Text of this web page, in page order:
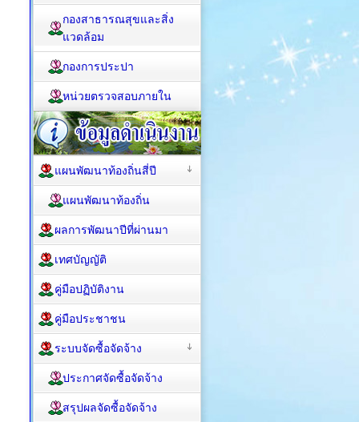
กองสาธารณสุขและสิ่ง
แวดล้อม
กองการประปา
หน่วยตรวจสอบภายใน
แผนพัฒนาท้องถิ่นสี่ปี
แผนพัฒนาท้องถิ่น
ผลการพัฒนาปีที่ผ่านมา
เทศบัญญัติ
คู่มือปฏิบัติงาน
คู่มือประชาชน
ระบบจัดซื้อจัดจ้าง
ประกาศจัดซื้อจัดจ้าง
สรุปผลจัดซื้อจัดจ้าง